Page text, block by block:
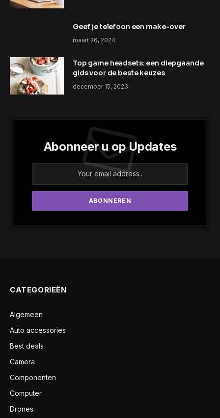
Geef je telefoon een make-over
maart 26, 2024
Top game headsets: een diepgaande
gids voor de beste keuzes
december 15, 2023
Abonneer u op Updates
CATEGORIEËN
Algemeen
Auto accessories
Best deals
Camera
Componenten
Computer
Drones